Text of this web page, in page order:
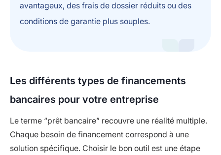
avantageux, des frais de dossier réduits ou des
conditions de garantie plus souples.
Les différents types de financements
bancaires pour votre entreprise
Le terme “prêt bancaire” recouvre une réalité multiple.
Chaque besoin de financement correspond à une
solution spécifique. Choisir le bon outil est une étape